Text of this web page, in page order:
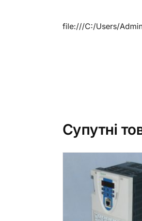
file:///C:/Users/
Супутні